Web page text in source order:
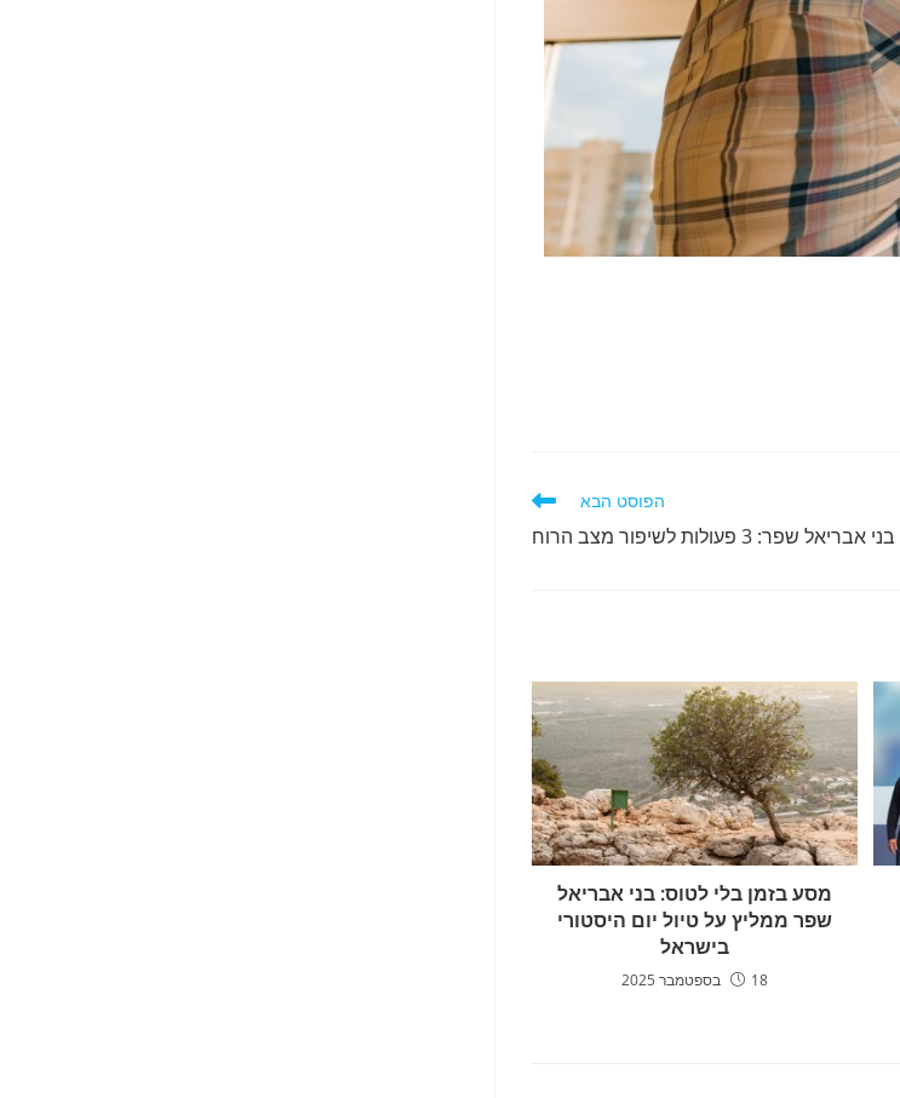
הפוסט הבא
בני אבריאל שפר: 3 פעולות לשיפור מצב הרוח
מסע בזמן בלי לטוס: בני אבריאל
שפר ממליץ על טיול יום היסטורי
בישראל
18 בספטמבר 2025